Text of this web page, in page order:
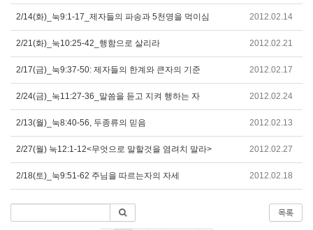
2/14(화)_눅9:1-17_제자들의 파송과 5천명을 먹이심 2012.02.14
2/21(화)_눅10:25-42_행함으로 살리라 2012.02.21
2/17(금)_눅9:37-50: 제자들의 한계와 큰자의 기준 2012.02.17
2/24(금)_눅11:27-36_말씀을 듣고 지켜 행하는 자 2012.02.24
2/13(월)_눅8:40-56, 두종류의 믿음 2012.02.13
2/27(월) 눅12:1-12<무엇으로 말할것을 염려치 말라> 2012.02.27
2/18(토)_눅9:51-62 주님을 따르는자의 자세 2012.02.18
목록